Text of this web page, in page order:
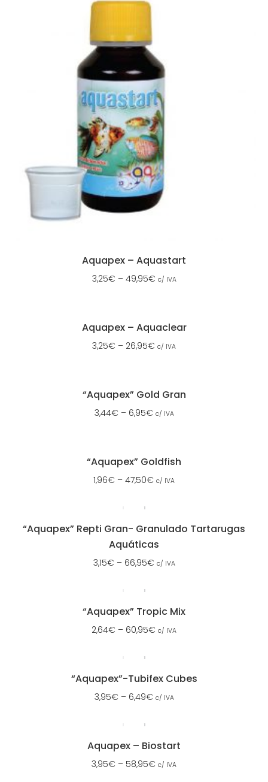
Aquapex – Aquastart
3,25€ – 49,95€ c/ IVA
Aquapex – Aquaclear
3,25€ – 26,95€ c/ IVA
“Aquapex” Gold Gran
3,44€ – 6,95€ c/ IVA
“Aquapex” Goldfish
1,96€ – 47,50€ c/ IVA
“Aquapex” Repti Gran- Granulado Tartarugas
Aquáticas
3,15€ – 66,95€ c/ IVA
“Aquapex” Tropic Mix
2,64€ – 60,95€ c/ IVA
“Aquapex”-Tubifex Cubes
3,95€ – 6,49€ c/ IVA
Aquapex – Biostart
3,95€ – 58,95€ c/ IVA